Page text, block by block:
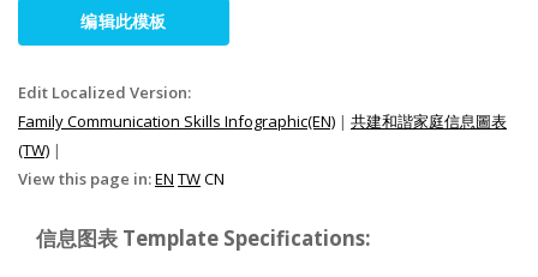
编辑此模板
Edit Localized Version:
Family Communication Skills Infographic(EN) | 共建和諧家庭信息圖表
(TW) |
View this page in:EN TWCN
信息图表 Template Specifications: